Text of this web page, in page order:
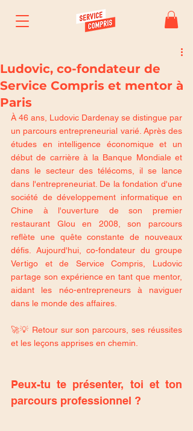
Ludovic, co-fondateur de
Service Compris et mentor à
Paris
À 46 ans, Ludovic Dardenay se distingue par
un parcours entrepreneurial varié. Après des
études en intelligence économique et un
début de carrière à la Banque Mondiale et
dans le secteur des télécoms, il se lance
dans l'entrepreneuriat. De la fondation d'une
société de développement informatique en
Chine à l'ouverture de son premier
restaurant Glou en 2008, son parcours
reflète une quête constante de nouveaux
défis. Aujourd'hui, co-fondateur du groupe
Vertigo et de Service Compris, Ludovic
partage son expérience en tant que mentor,
aidant les néo-entrepreneurs à naviguer
dans le monde des affaires.
🚀💡 Retour sur son parcours, ses réussites
et les leçons apprises en chemin.
Peux-tu te présenter, toi et ton
parcours professionnel ?